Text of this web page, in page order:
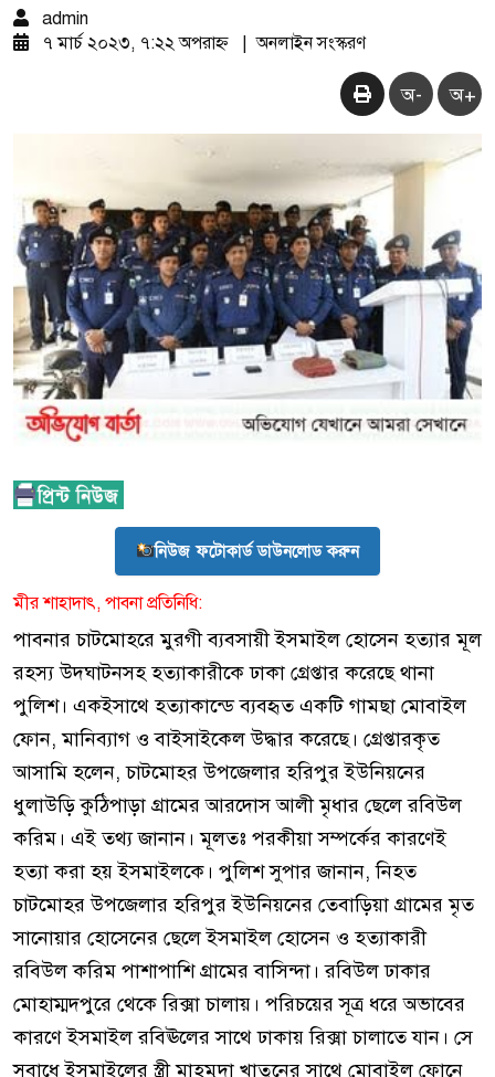
admin
৭ মার্চ ২০২৩, ৭:২২ অপরাহ্ন
অনলাইন সংস্করণ
অ- অ+
নিউজ ফটোকার্ড ডাউনলোড করুন
মীর শাহাদাৎ, পাবনা প্রতিনিধি:
পাবনার চাটমোহরে মুরগী ব্যবসায়ী ইসমাইল হোসেন হত্যার মূল
রহস্য উদঘাটনসহ হত্যাকারীকে ঢাকা গ্রেপ্তার করেছে থানা
পুলিশ। একইসাথে হত্যাকান্ডে ব্যবহৃত একটি গামছা মোবাইল
ফোন, মানিব্যাগ ও বাইসাইকেল উদ্ধার করেছে। গ্রেপ্তারকৃত
আসামি হলেন, চাটমোহর উপজেলার হরিপুর ইউনিয়নের
ধুলাউড়ি কুঠিপাড়া গ্রামের আরদোস আলী মৃধার ছেলে রবিউল
করিম। এই তথ্য জানান। মূলতঃ পরকীয়া সম্পর্কের কারণেই
হত্যা করা হয় ইসমাইলকে। পুলিশ সুপার জানান, নিহত
চাটমোহর উপজেলার হরিপুর ইউনিয়নের তেবাড়িয়া গ্রামের মৃত
সানোয়ার হোসেনের ছেলে ইসমাইল হোসেন ও হত্যাকারী
রবিউল করিম পাশাপাশি গ্রামের বাসিন্দা। রবিউল ঢাকার
মোহাম্মদপুরে থেকে রিক্সা চালায়। পরিচয়ের সূত্র ধরে অভাবের
কারণে ইসমাইল রবিঊলের সাথে ঢাকায় রিক্সা চালাতে যান। সে
সুবাধে ইসমাইলের স্ত্রী মাহমুদা খাতুনের সাথে মোবাইল ফোনে